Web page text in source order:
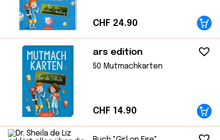
CHF 24.90
ars edition
50 Mutmachkarten
CHF 14.90